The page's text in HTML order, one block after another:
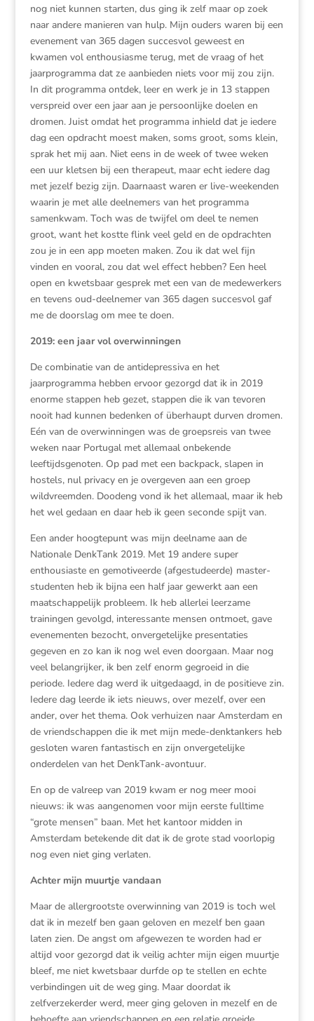
nog niet kunnen starten, dus ging ik zelf maar op zoek
naar andere manieren van hulp. Mijn ouders waren bij een
evenement van 365 dagen succesvol geweest en
kwamen vol enthousiasme terug, met de vraag of het
jaarprogramma dat ze aanbieden niets voor mij zou zijn.
In dit programma ontdek, leer en werk je in 13 stappen
verspreid over een jaar aan je persoonlijke doelen en
dromen. Juist omdat het programma inhield dat je iedere
dag een opdracht moest maken, soms groot, soms klein,
sprak het mij aan. Niet eens in de week of twee weken
een uur kletsen bij een therapeut, maar echt iedere dag
met jezelf bezig zijn. Daarnaast waren er live-weekenden
waarin je met alle deelnemers van het programma
samenkwam. Toch was de twijfel om deel te nemen
groot, want het kostte flink veel geld en de opdrachten
zou je in een app moeten maken. Zou ik dat wel fijn
vinden en vooral, zou dat wel effect hebben? Een heel
open en kwetsbaar gesprek met een van de medewerkers
en tevens oud-deelnemer van 365 dagen succesvol gaf
me de doorslag om mee te doen.
2019: een jaar vol overwinningen
De combinatie van de antidepressiva en het
jaarprogramma hebben ervoor gezorgd dat ik in 2019
enorme stappen heb gezet, stappen die ik van tevoren
nooit had kunnen bedenken of überhaupt durven dromen.
Eén van de overwinningen was de groepsreis van twee
weken naar Portugal met allemaal onbekende
leeftijdsgenoten. Op pad met een backpack, slapen in
hostels, nul privacy en je overgeven aan een groep
wildvreemden. Doodeng vond ik het allemaal, maar ik heb
het wel gedaan en daar heb ik geen seconde spijt van.
Een ander hoogtepunt was mijn deelname aan de
Nationale DenkTank 2019. Met 19 andere super
enthousiaste en gemotiveerde (afgestudeerde) master-
studenten heb ik bijna een half jaar gewerkt aan een
maatschappelijk probleem. Ik heb allerlei leerzame
trainingen gevolgd, interessante mensen ontmoet, gave
evenementen bezocht, onvergetelijke presentaties
gegeven en zo kan ik nog wel even doorgaan. Maar nog
veel belangrijker, ik ben zelf enorm gegroeid in die
periode. Iedere dag werd ik uitgedaagd, in de positieve zin.
Iedere dag leerde ik iets nieuws, over mezelf, over een
ander, over het thema. Ook verhuizen naar Amsterdam en
de vriendschappen die ik met mijn mede-denktankers heb
gesloten waren fantastisch en zijn onvergetelijke
onderdelen van het DenkTank-avontuur.
En op de valreep van 2019 kwam er nog meer mooi
nieuws: ik was aangenomen voor mijn eerste fulltime
“grote mensen” baan. Met het kantoor midden in
Amsterdam betekende dit dat ik de grote stad voorlopig
nog even niet ging verlaten.
Achter mijn muurtje vandaan
Maar de allergrootste overwinning van 2019 is toch wel
dat ik in mezelf ben gaan geloven en mezelf ben gaan
laten zien. De angst om afgewezen te worden had er
altijd voor gezorgd dat ik veilig achter mijn eigen muurtje
bleef, me niet kwetsbaar durfde op te stellen en echte
verbindingen uit de weg ging. Maar doordat ik
zelfverzekerder werd, meer ging geloven in mezelf en de